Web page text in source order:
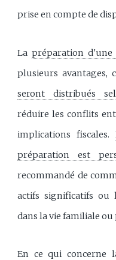
prise en compte de
Lapréparation d'une
plusieurs avantages,
seront distribués
réduire les conflits
implications fiscales.
préparation est
recommandé de
actifs significatifs ou
dans la vie familiale
En ce qui concerne